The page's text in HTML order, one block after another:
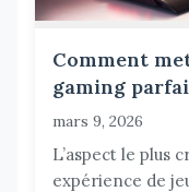
Comment
gaming
mars 9, 2026
L’aspect le plus
expérience de